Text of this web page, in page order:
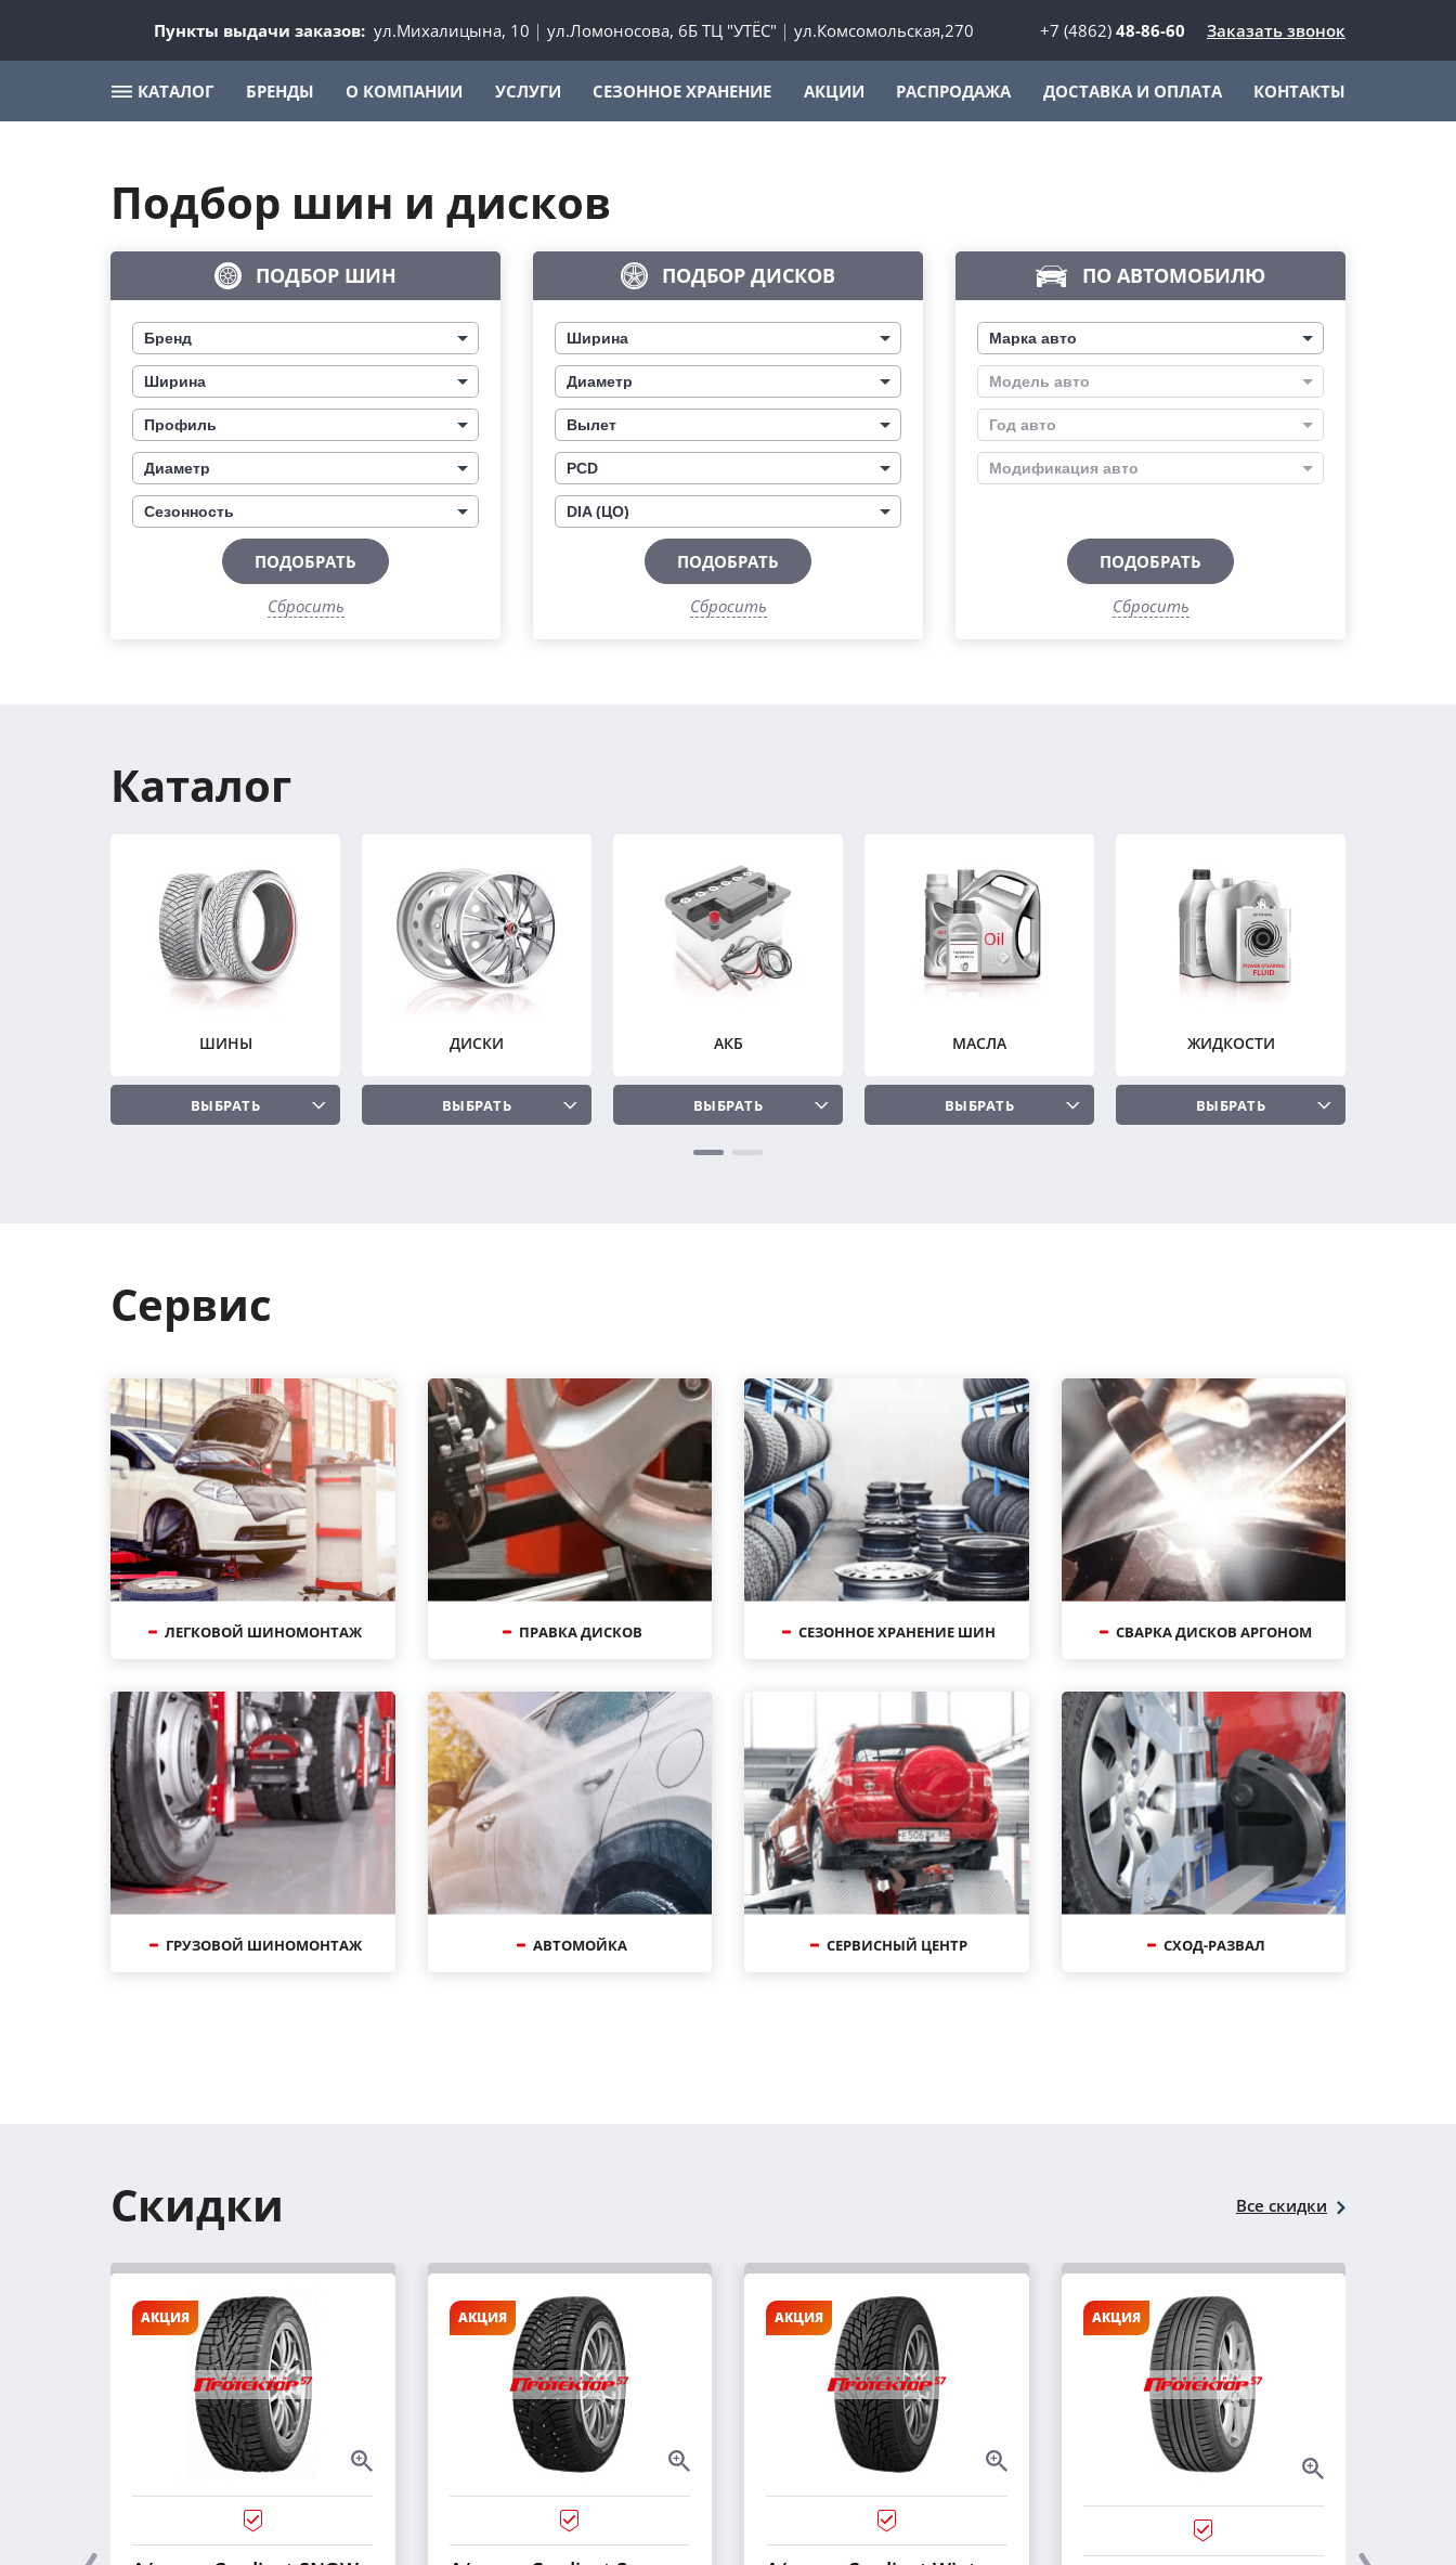
Пункты выдачи заказов: ул.Михалицына, 10 ул.Ломоносова, 6Б ТЦ "УТЁС" ул.Комсомольская,270 +7 (4862) 48-86-60 Заказать звонок
КАТАЛОГ БРЕНДЫ О КОМПАНИИ УСЛУГИ СЕЗОННОЕ ХРАНЕНИЕ АКЦИИ РАСПРОДАЖА ДОСТАВКА И ОПЛАТА КОНТАКТЫ
Подбор шин и дисков
ПОДБОР ШИН
Бренд
Ширина
Профиль
Диаметр
Сезонность
ПОДОБРАТЬ
Сбросить
ПОДБОР ДИСКОВ
Ширина
Диаметр
Вылет
PCD
DIA (ЦО)
ПОДОБРАТЬ
Сбросить
ПО АВТОМОБИЛЮ
Марка авто
Модель авто
Год авто
Модификация авто
ПОДОБРАТЬ
Сбросить
Каталог
ШИНЫ
ВЫБРАТЬ
ДИСКИ
ВЫБРАТЬ
АКБ
ВЫБРАТЬ
МАСЛА
ВЫБРАТЬ
ЖИДКОСТИ
ВЫБРАТЬ
Сервис
ЛЕГКОВОЙ ШИНОМОНТАЖ ПРАВКА ДИСКОВ СЕЗОННОЕ ХРАНЕНИЕ ШИН СВАРКА ДИСКОВ АРГОНОМ
ГРУЗОВОЙ ШИНОМОНТАЖ АВТОМОЙКА СЕРВИСНЫЙ ЦЕНТР СХОД-РАЗВАЛ
Скидки Все скидки
АКЦИЯ АКЦИЯ АКЦИЯ АКЦИЯ